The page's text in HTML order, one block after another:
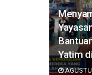
Yatim